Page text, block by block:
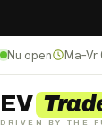
Nu open Ma–Vr
EV
DRIVEN BY THE